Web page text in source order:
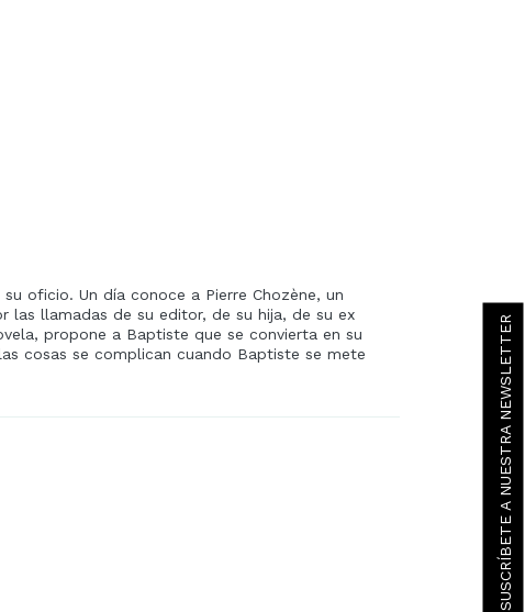
SUSCRÍBETE A NUESTRA NEWSLETTER
oficio. Un día conoce a Pierre Chozène, un
las llamadas de su editor, de su hija, de su ex
propone a Baptiste que se convierta en su
cosas se complican cuando Baptiste se mete